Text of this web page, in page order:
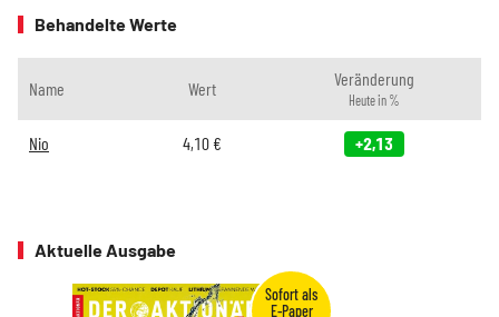
Behandelte Werte
Name Wert Veränderung
Heute in %
Nio 4,10 € +2,13
Aktuelle Ausgabe